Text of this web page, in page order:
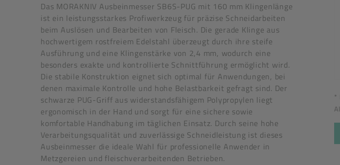
Das MORAKNIV Ausbeinmesser SB6S-PUG mit 160 mm Klingenlänge
ist ein leistungsstarkes Profiwerkzeug für präzise Schneidarbeiten
beim Auslösen und Bearbeiten von Fleisch. Die gerade Klinge aus
hochwertigem rostfreiem Edelstahl überzeugt durch ihre steife
Ausführung und eine Klingenstärke von 2,4 mm, wodurch eine
besonders exakte und kontrollierte Schnittführung ermöglicht wird.
Die stabile Konstruktion eignet sich optimal für Anwendungen, bei
denen maximale Kontrolle und hohe Belastbarkeit gefragt sind. Der
schwarze PUG-Griff aus widerstandsfähigem Polypropylen liegt
ergonomisch in der Hand und sorgt für eine sichere sowie
komfortable Handhabung im täglichen Einsatz. Durch seine hohe
Verarbeitungsqualität und zuverlässige Schneidleistung ist dieses
Ausbeinmesser die ideale Wahl für professionelle Anwender in
Metzgereien und fleischverarbeitenden Betrieben.
Abmessungen (L x B x H): 291 x 41 x 21 mm
Griffmaterial: PP, Grifffarbe: schwarz
Klingenmaterial: rostfreier Edelstahl, Klingenstärke: 2,4 mm
*